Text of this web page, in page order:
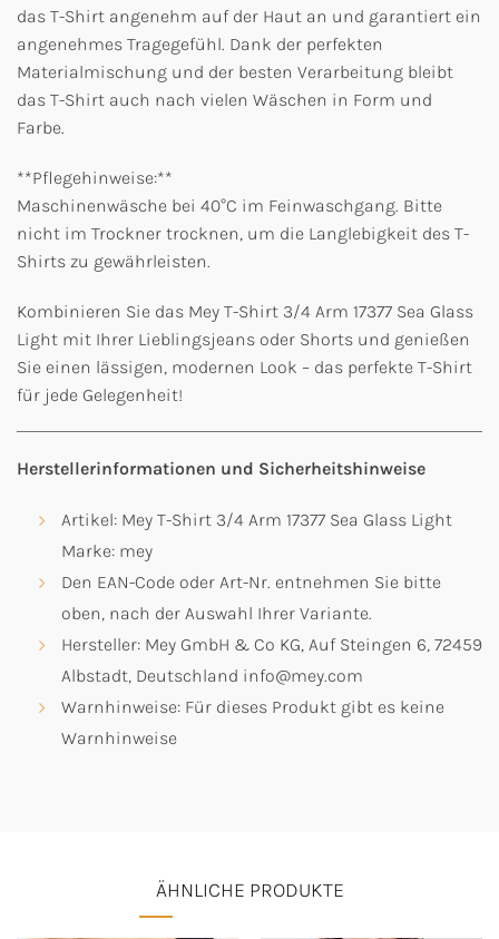
das T-Shirt angenehm auf der Haut an und garantiert ein
angenehmes Tragegefühl. Dank der perfekten
Materialmischung und der besten Verarbeitung bleibt
das T-Shirt auch nach vielen Wäschen in Form und
Farbe.
**Pflegehinweise:**
Maschinenwäsche bei 40°C im Feinwaschgang. Bitte
nicht im Trockner trocknen, um die Langlebigkeit des T-
Shirts zu gewährleisten.
Kombinieren Sie das Mey T-Shirt 3/4 Arm 17377 Sea Glass
Light mit Ihrer Lieblingsjeans oder Shorts und genießen
Sie einen lässigen, modernen Look – das perfekte T-Shirt
für jede Gelegenheit!
Herstellerinformationen und Sicherheitshinweise
Artikel: Mey T-Shirt 3/4 Arm 17377 Sea Glass Light
Marke: mey
Den EAN-Code oder Art-Nr. entnehmen Sie bitte
oben, nach der Auswahl Ihrer Variante.
Hersteller: Mey GmbH & Co KG, Auf Steingen 6, 72459
Albstadt, Deutschland info@mey.com
Warnhinweise: Für dieses Produkt gibt es keine
Warnhinweise
ÄHNLICHE PRODUKTE